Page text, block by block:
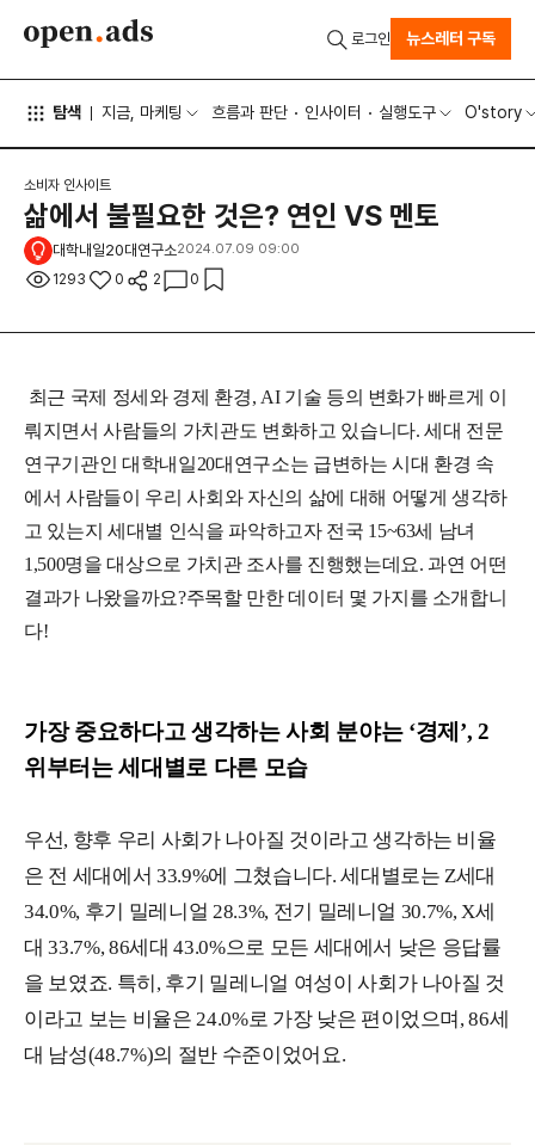
탐색 지금, 마케팅 흐름과 판단 인사이터 실행도구 O'story
로그인 뉴스레터 구독
소비자 인사이트
삶에서 불필요한 것은? 연인 VS 멘토
대학내일20대연구소2024.07.09 09:00
1293 0 2 0
최근 국제 정세와 경제 환경, AI 기술 등의 변화가 빠르게 이
뤄지면서 사람들의 가치관도 변화하고 있습니다. 세대 전문
연구기관인 대학내일20대연구소는 급변하는 시대 환경 속
에서 사람들이 우리 사회와 자신의 삶에 대해 어떻게 생각하
고 있는지 세대별 인식을 파악하고자 전국 15~63세 남녀
1,500명을 대상으로 가치관 조사를 진행했는데요. 과연 어떤
결과가 나왔을까요?주목할 만한 데이터 몇 가지를 소개합니
다!
가장 중요하다고 생각하는 사회 분야는 ‘경제’, 2
위부터는 세대별로 다른 모습
우선, 향후 우리 사회가 나아질 것이라고 생각하는 비율
은 전 세대에서 33.9%에 그쳤습니다. 세대별로는 Z세대
34.0%, 후기 밀레니얼 28.3%, 전기 밀레니얼 30.7%, X세
대 33.7%, 86세대 43.0%으로 모든 세대에서 낮은 응답률
을 보였죠. 특히, 후기 밀레니얼 여성이 사회가 나아질 것
이라고 보는 비율은 24.0%로 가장 낮은 편이었으며, 86세
대 남성(48.7%)의 절반 수준이었어요.